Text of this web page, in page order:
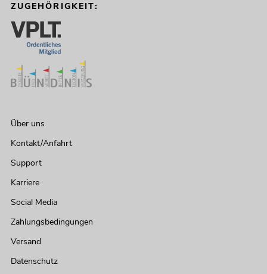
ZUGEHÖRIGKEIT:
Über uns
Kontakt/Anfahrt
Support
Karriere
Social Media
Zahlungsbedingungen
Versand
Datenschutz